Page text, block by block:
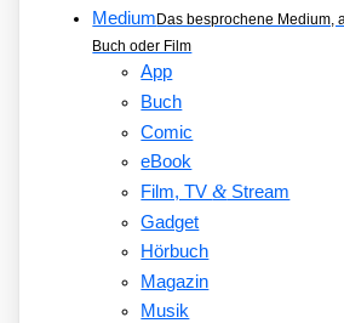
Medium Das besprochene Medium,
Buch oder Film
App
Buch
Comic
eBook
Film, TV&Stream
Gadget
Hörbuch
Magazin
Musik